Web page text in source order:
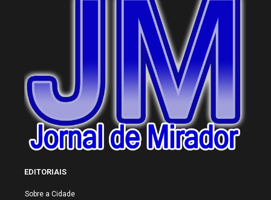
EDITORIAIS
Sobre a Cidade